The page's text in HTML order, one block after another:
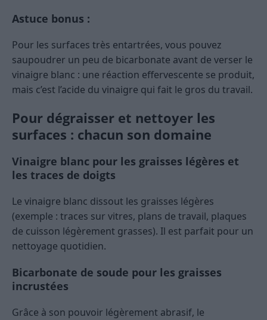
Astuce bonus :
Pour les surfaces très entartrées, vous pouvez
saupoudrer un peu de bicarbonate avant de verser le
vinaigre blanc : une réaction effervescente se produit,
mais c’est l’acide du vinaigre qui fait le gros du travail.
Pour dégraisser et nettoyer les
surfaces : chacun son domaine
Vinaigre blanc pour les graisses légères et
les traces de doigts
Le vinaigre blanc dissout les graisses légères
(exemple : traces sur vitres, plans de travail, plaques
de cuisson légèrement grasses). Il est parfait pour un
nettoyage quotidien.
Bicarbonate de soude pour les graisses
incrustées
Grâce à son pouvoir légèrement abrasif, le